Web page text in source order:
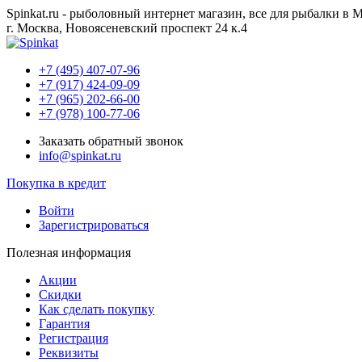
Spinkat.ru - рыболовный интернет магазин, все для рыбалки в
г. Москва, Новоясеневский проспект 24 к.4
+7 (495) 407-07-96
+7 (917) 424-09-09
+7 (965) 202-66-00
+7 (978) 100-77-06
Заказать обратный звонок
info@spinkat.ru
Покупка в кредит
Войти
Зарегистрироваться
Полезная информация
Акции
Скидки
Как сделать покупку
Гарантия
Регистрация
Реквизиты